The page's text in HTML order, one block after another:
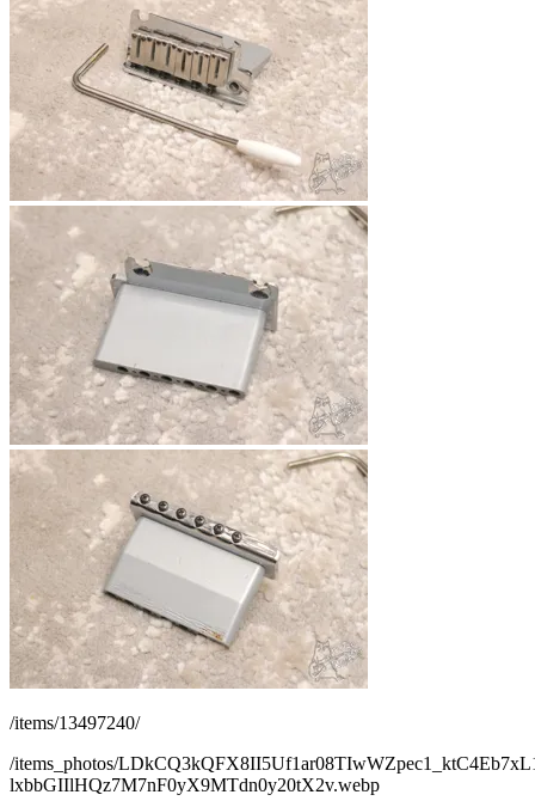
/items/13497240/
/items_photos/
lxbbGIIlHQz7M7nF0yX9MTdn0y20tX2v.webp